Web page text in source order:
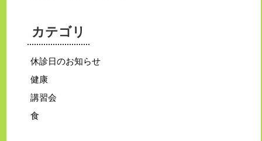
カテゴリ
休診日のお知らせ
健康
講習会
食